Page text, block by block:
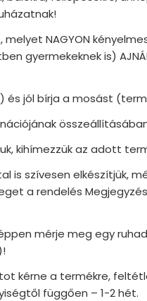
NAGYON
gyermekeknek is)
és jól bírja a mosást
kihímezzük az adott
is szívesen elkészítjük,
a rendelés
mérje meg egy
kérne a termékre,
függően – 1-2 hét.